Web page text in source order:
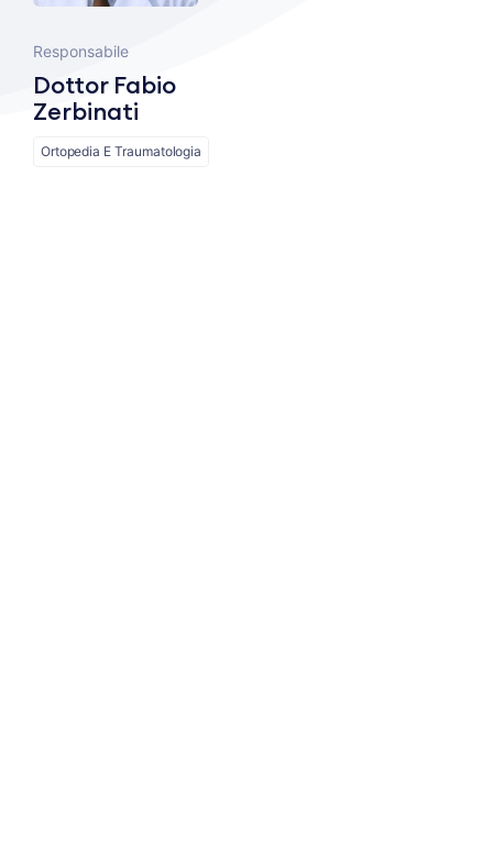
Responsabile
Dottor Fabio
Zerbinati
Ortopedia E Traumatologia